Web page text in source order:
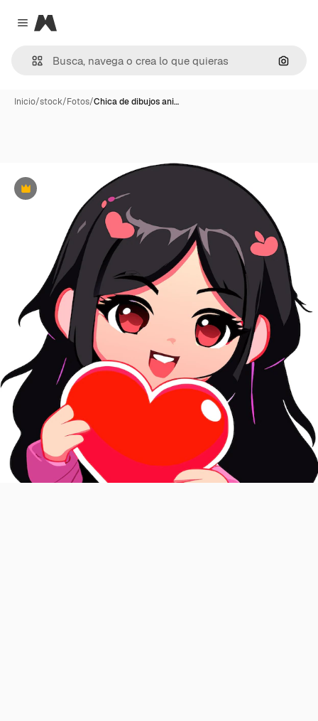
Close menu
Magnific
Inicio/stock/Fotos/Chica de dibujos ani…
Premium